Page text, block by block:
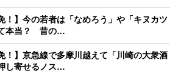
！】今の若者は「なめろう」や「キヌカツ
本当？ 昔の…
！】京急線で多摩川越えて「川崎の大衆酒
し寄せるノス…